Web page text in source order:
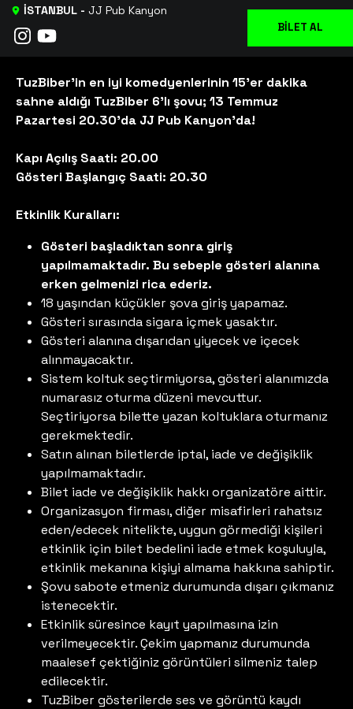
İSTANBUL- JJ Pub Kanyon
BİLET AL
BİLET AL
TuzBiber’in en iyi komedyenlerinin 15’er dakika
sahne aldığı TuzBiber 6’lı şovu; 13 Temmuz
Pazartesi 20.30'da JJ Pub Kanyon'da!
Kapı Açılış Saati: 20.00
Gösteri Başlangıç Saati: 20.30
Etkinlik Kuralları:
Gösteri başladıktan sonra giriş
yapılmamaktadır. Bu sebeple gösteri alanına
erken gelmenizi rica ederiz.
18 yaşından küçükler şova giriş yapamaz.
Gösteri sırasında sigara içmek yasaktır.
Gösteri alanına dışarıdan yiyecek ve içecek
alınmayacaktır.
Sistem koltuk seçtirmiyorsa, gösteri alanımızda
numarasız oturma düzeni mevcuttur.
Seçtiriyorsa bilette yazan koltuklara oturmanız
gerekmektedir.
Satın alınan biletlerde iptal, iade ve değişiklik
yapılmamaktadır.
Bilet iade ve değişiklik hakkı organizatöre aittir.
Organizasyon firması, diğer misafirleri rahatsız
eden/edecek nitelikte, uygun görmediği kişileri
etkinlik için bilet bedelini iade etmek koşuluyla,
etkinlik mekanına kişiyi almama hakkına sahiptir.
Şovu sabote etmeniz durumunda dışarı çıkmanız
istenecektir.
Etkinlik süresince kayıt yapılmasına izin
verilmeyecektir. Çekim yapmanız durumunda
maalesef çektiğiniz görüntüleri silmeniz talep
edilecektir.
TuzBiber gösterilerde ses ve görüntü kaydı